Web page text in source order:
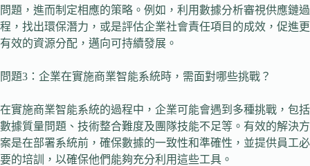
問題，進而制定相應的策略。例如，利用數據分析審視供應鏈過
程，找出環保潛力，或是評估企業社會責任項目的成效，促進更
有效的資源分配，邁向可持續發展。
問題3：企業在實施商業智能系統時，需面對哪些挑戰？
在實施商業智能系統的過程中，企業可能會遇到多種挑戰，包括
數據質量問題、技術整合難度及團隊技能不足等。有效的解決方
案是在部署系統前，確保數據的一致性和準確性，並提供員工必
要的培訓，以確保他們能夠充分利用這些工具。